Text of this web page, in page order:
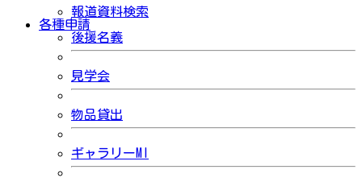
報道資料検索
各種申請
後援名義
見学会
物品貸出
ギャラリーMI